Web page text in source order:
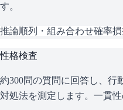
す。
推論順列・組み合わせ確率
性格検査
約300問の質問に回答し、行
対処法を測定します。一貫